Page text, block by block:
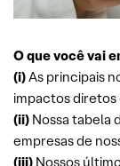
O que você vai
(i)As principais
impactos diretos
(ii) Nossa tabela
empresas de
(iii) Nossos